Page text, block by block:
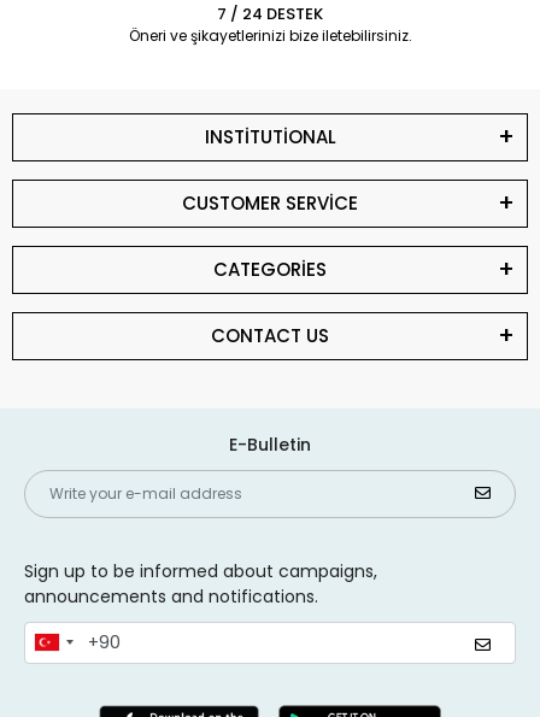
7 / 24 DESTEK
Öneri ve şikayetlerinizi bize iletebilirsiniz.
INSTİTUTİONAL
CUSTOMER SERVİCE
CATEGORİES
CONTACT US
E-Bulletin
Sign up to be informed about campaigns,
announcements and notifications.